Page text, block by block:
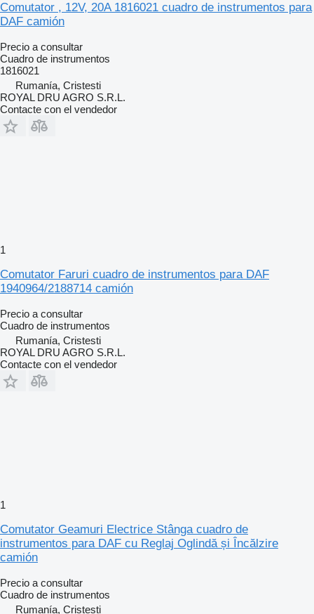
Comutator , 12V, 20A 1816021 cuadro de instrumentos para
DAF camión
Precio a consultar
Cuadro de instrumentos
1816021
Rumanía, Cristesti
ROYAL DRU AGRO S.R.L.
Contacte con el vendedor
1
Comutator Faruri cuadro de instrumentos para DAF
1940964/2188714 camión
Precio a consultar
Cuadro de instrumentos
Rumanía, Cristesti
ROYAL DRU AGRO S.R.L.
Contacte con el vendedor
1
Comutator Geamuri Electrice Stânga cuadro de
instrumentos para DAF cu Reglaj Oglindă și Încălzire
camión
Precio a consultar
Cuadro de instrumentos
Rumanía, Cristesti